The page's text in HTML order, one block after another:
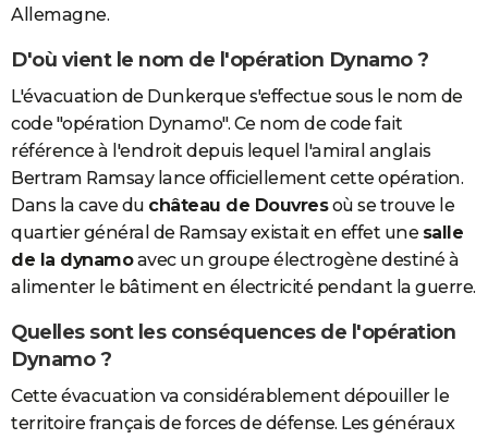
Allemagne.
D'où vient le nom de l'opération Dynamo ?
L'évacuation de Dunkerque s'effectue sous le nom de
code "opération Dynamo". Ce nom de code fait
référence à l'endroit depuis lequel l'amiral anglais
Bertram Ramsay lance officiellement cette opération.
Dans la cave du château de Douvresoù se trouve le
quartier général de Ramsay existait en effet une salle
de la dynamoavec un groupe électrogène destiné à
alimenter le bâtiment en électricité pendant la guerre.
Quelles sont les conséquences de l'opération
Dynamo ?
Cette évacuation va considérablement dépouiller le
territoire français de forces de défense. Les généraux